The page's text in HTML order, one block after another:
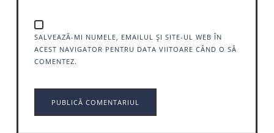
SALVEAZĂ-MI NUMELE, EMAILUL ȘI SITE-UL WEB ÎN
ACEST NAVIGATOR PENTRU DATA VIITOARE CÂND O SĂ
COMENTEZ.